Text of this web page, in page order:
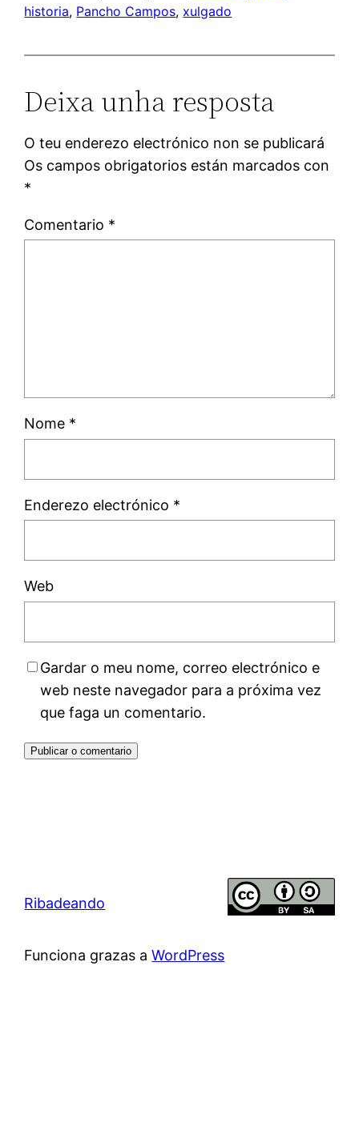
historia, Pancho Campos, xulgado
Deixa unha resposta
O teu enderezo electrónico non se publicará
Os campos obrigatorios están marcados con
*
Comentario *
Nome *
Enderezo electrónico *
Web
Gardar o meu nome, correo electrónico e
web neste navegador para a próxima vez
que faga un comentario.
Ribadeando
Funciona grazas aWordPress